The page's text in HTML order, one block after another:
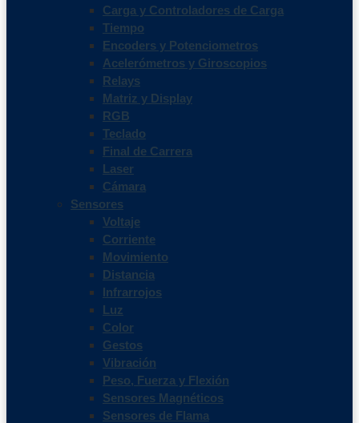
Carga y Controladores de Carga
Tiempo
Encoders y Potenciometros
Acelerómetros y Giroscopios
Relays
Matriz y Display
RGB
Teclado
Final de Carrera
Laser
Cámara
Sensores
Voltaje
Corriente
Movimiento
Distancia
Infrarrojos
Luz
Color
Gestos
Vibración
Peso, Fuerza y Flexión
Sensores Magnéticos
Sensores de Flama